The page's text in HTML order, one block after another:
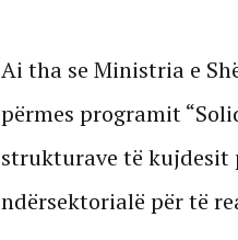
Ai tha se Ministria e
përmes programit
strukturave të kujdesit
ndërsektorialë për të